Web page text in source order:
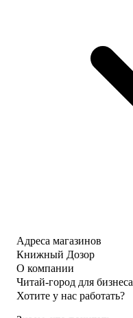
Адреса магазинов
Книжный Дозор
О компании
Читай-город для бизнеса
Хотите у нас работать?